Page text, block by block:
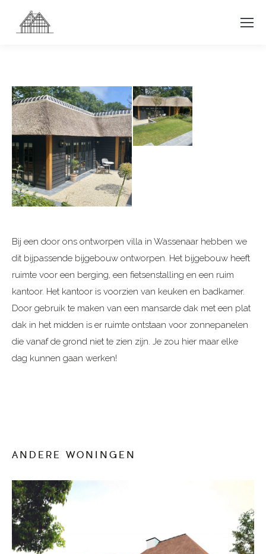
Bij een door ons ontworpen villa in Wassenaar hebben we
dit bijpassende bijgebouw ontworpen. Het bijgebouw heeft
ruimte voor een berging, een fietsenstalling en een ruim
kantoor. Het kantoor is voorzien van keuken en badkamer.
Door gebruik te maken van een mansarde dak met een plat
dak in het midden is er ruimte ontstaan voor zonnepanelen
die vanaf de grond niet te zien zijn. Je zou hier maar elke
dag kunnen gaan werken!
ANDERE WONINGEN